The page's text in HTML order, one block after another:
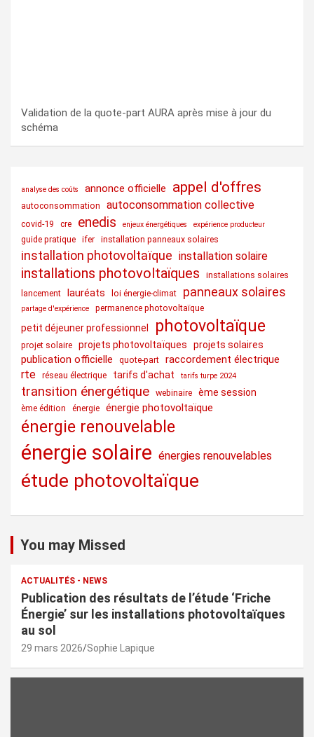
Validation de la quote-part AURA après mise à jour du
schéma
analyse des coûts annonce officielle appel d'offres
autoconsommation autoconsommation collective
covid-19 cre enedis enjeux énergétiques expérience producteur
guide pratique ifer installation panneaux solaires
installation photovoltaïque installation solaire
installations photovoltaïques
installations solaires
lancement lauréats loi énergie-climat panneaux solaires
partage d'expérience permanence photovoltaïque
petit déjeuner professionnel photovoltaïque
projet solaire projets photovoltaïques projets solaires
publication officielle quote-part raccordement électrique
rte réseau électrique tarifs d'achat tarifs turpe 2024
transition énergétique webinaire ème session
ème édition énergie énergie photovoltaïque
énergie renouvelable
énergie solaire énergies renouvelables
étude photovoltaïque
You may Missed
ACTUALITÉS - NEWS
Publication des résultats de l’étude ‘Friche
Énergie’ sur les installations photovoltaïques
au sol
29 mars 2026 Sophie Lapique